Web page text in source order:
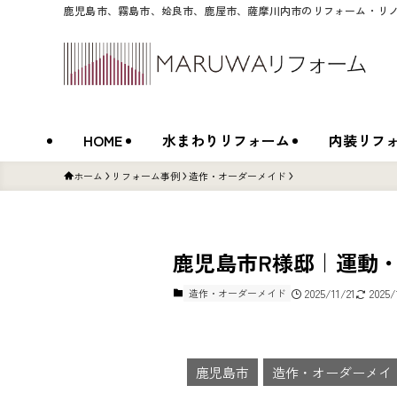
鹿児島市、霧島市、姶良市、鹿屋市、薩摩川内市のリフォーム・
HOME 水まわりリフォーム 内装リフ
ホーム リフォーム事例 造作・オーダーメイド
鹿児島市R様邸｜運動
造作・オーダーメイド 2025/11/21
鹿児島市 造作・オーダーメイ